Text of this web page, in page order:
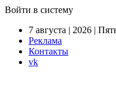
Войти в систему
7 августа | 2026 |
Реклама
Контакты
vk